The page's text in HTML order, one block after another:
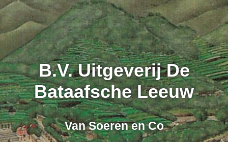
B.V. Uitgeverij De
Bataafsche Leeuw
Van Soeren en Co